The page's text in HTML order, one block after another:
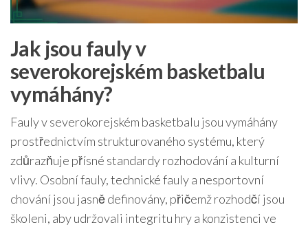
Jak jsou fauly v
severokorejském basketbalu
vymáhány?
Fauly v severokorejském basketbalu jsou vymáhány
prostřednictvím strukturovaného systému, který
zdůrazňuje přísné standardy rozhodování a kulturní
vlivy. Osobní fauly, technické fauly a nesportovní
chování jsou jasně definovány, přičemž rozhodčí jsou
školeni, aby udržovali integritu hry a konzistenci ve